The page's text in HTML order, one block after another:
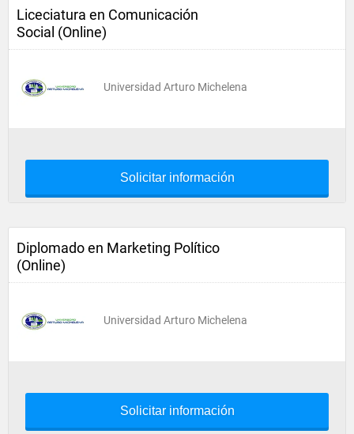
Liceciatura en Comunicación
Social (Online)
Universidad Arturo Michelena
Solicitar información
Diplomado en Marketing Político
(Online)
Universidad Arturo Michelena
Solicitar información